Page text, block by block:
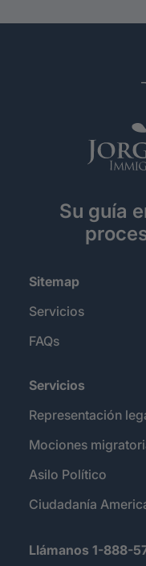
Su guía
Sitemap
Servicios
FAQs
Servicios
Representación
Mociones
Asilo Político
Ciudadanía
Llámanos 1-888-